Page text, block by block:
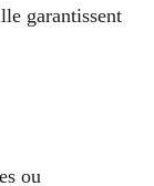
garantissent
ou